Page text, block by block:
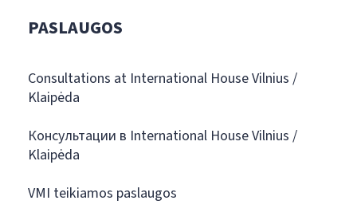
PASLAUGOS
Consultations at International House Vilnius /
Klaipėda
Консультации в International House Vilnius /
Klaipėda
VMI teikiamos paslaugos